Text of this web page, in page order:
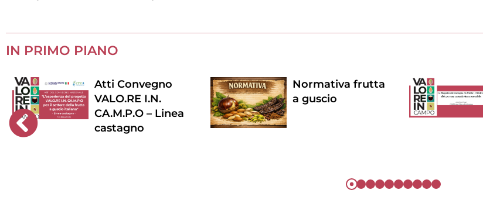
IN PRIMO PIANO
Atti Convegno
VALO.RE I.N.
CA.M.P.O​ – Linea
castagno
Normativa frutta
a guscio